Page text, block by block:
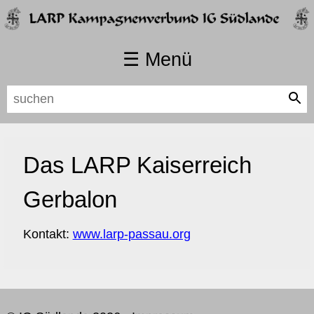
☰ Menü
Navigation
überspringen
Startseite
Länder
Hintergrund
Länder
Reich der Mitte
Währung
Das LARP Kaiserreich
Gerbalon
Kontakt: www.larp-passau.org